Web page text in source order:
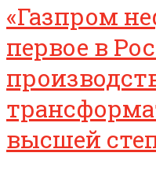
«Газпром
первое в
высшей